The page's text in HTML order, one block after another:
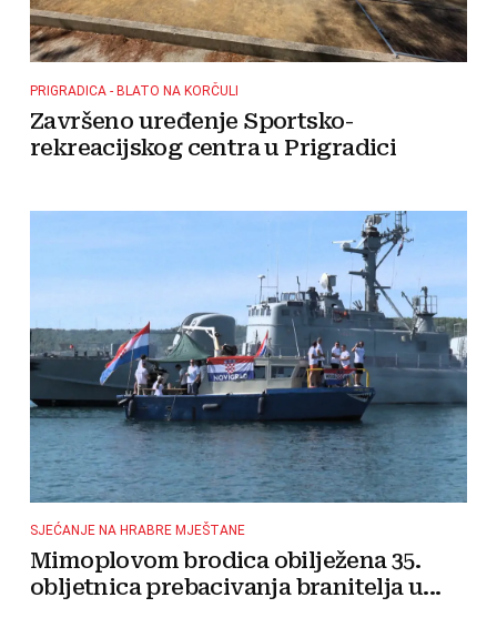
PRIGRADICA - BLATO NA KORČULI
Završeno uređenje Sportsko-
rekreacijskog centra u Prigradici
SJEĆANJE NA HRABRE MJEŠTANE
Mimoplovom brodica obilježena 35.
obljetnica prebacivanja branitelja u...